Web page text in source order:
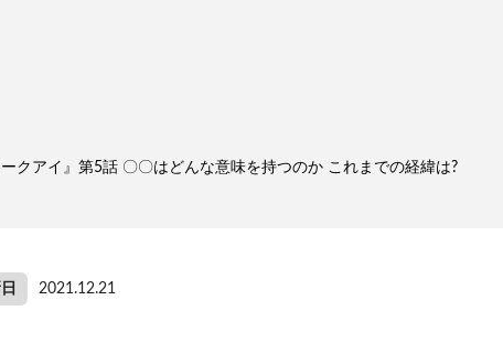
クアイ』第5話 〇〇はどんな意味を持つのか これまでの経緯は?
2021.12.21